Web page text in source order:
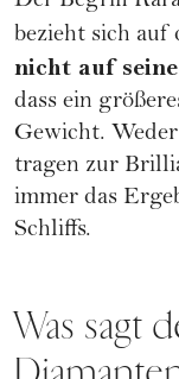
bezieht sich auf
nicht auf
dass ein
Gewicht.
tragen zur
immer das
Schliffs.
Was sagt